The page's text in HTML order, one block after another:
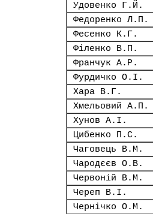
Удовенко Г.Й.
Федоренко Л.П.
Фесенко К.Г.
Філенко В.П.
Франчук А.Р.
Фурдичко О.І.
Хара В.Г.
Хмельовий А.П.
Хунов А.І.
Цибенко П.С.
Чаговець В.М.
Чародєєв О.В.
Червоній В.М.
Череп В.І.
Чернічко О.М.